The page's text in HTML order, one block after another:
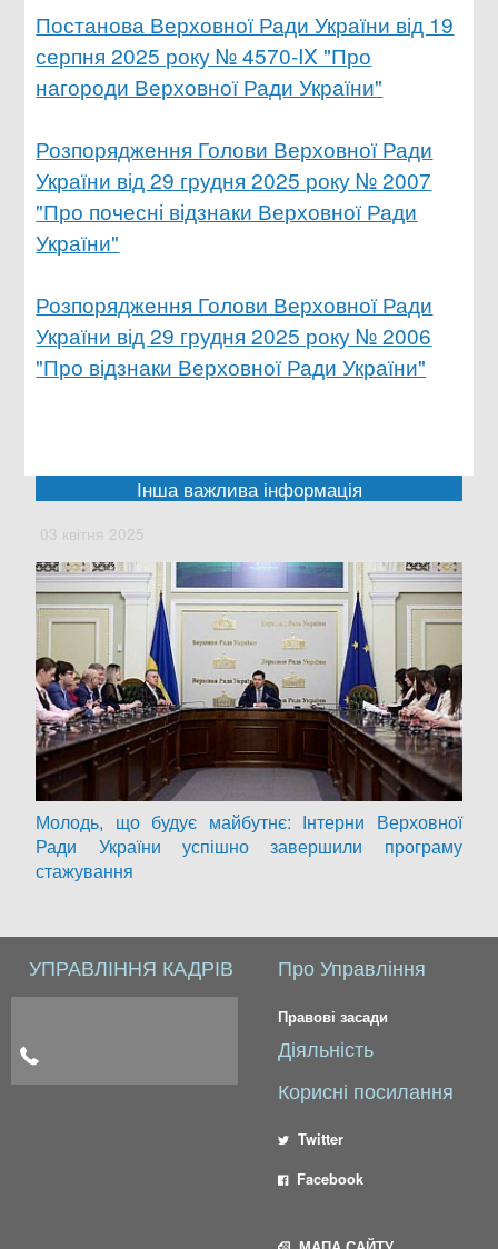
Постанова Верховної Ради України від 19
серпня 2025 року № 4570-IX "Про
нагороди Верховної Ради України"
Розпорядження Голови Верховної Ради
України від 29 грудня 2025 року № 2007
"Про почесні відзнаки Верховної Ради
України"
Розпорядження Голови Верховної Ради
України від 29 грудня 2025 року № 2006
"Про відзнаки Верховної Ради України"
Інша важлива інформація
03 квітня 2025
Молодь, що будує майбутнє: Інтерни Верховної
Ради України успішно завершили програму
стажування
УПРАВЛІННЯ КАДРІВ Про Управління
Правові засади
Діяльність
Корисні посилання
Twitter
Facebook